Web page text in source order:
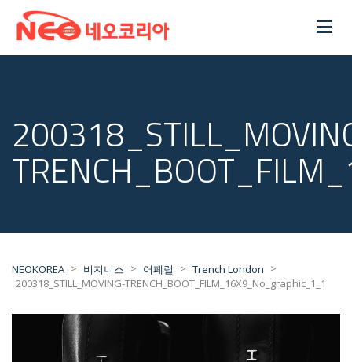
NEOKOREA > 비지니스 > 어페럴 > Trench London >
200318_STILL_MOVING-TRENCH_BOOT_FILM_16X9_No_graphic_1_1
동